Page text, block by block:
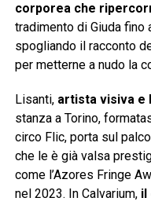
corporea che
tradimento di Giuda
spogliando il racconto
per metterne a nudo la
Lisanti,artista visiva e
stanza a Torino,
circo Flic, porta sul
che le è già valsa
come l’Azores Fringe
nel 2023. In Calvarium, il